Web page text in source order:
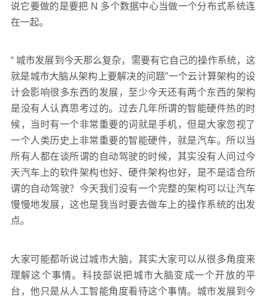
说它要做的是要把 N 多个数据中心当做一个分布式系统连
在一起。
“ 城市发展到今天那么复杂，需要有它自己的操作系统，这
就是城市大脑从架构上要解决的问题”一个云计算架构的设
计会影响很多东西的发展，至少今天还有两个东西的架构
是没有人认真思考过的。过去几年所谓的智能硬件热的时
候，当时有一个非常重要的词就是手机，但是大家忽视了
一个人类历史上非常重要的智能硬件，就是汽车。所以当
所有人都在谈所谓的自动驾驶的时候，其实没有人问过今
天汽车上的软件架构也好、硬件架构也好，是不是适合所
谓的自动驾驶？今天我们没有一个完整的架构可以让汽车
慢慢地发展，这也是我当时要去做车上的操作系统的出发
点。
大家可能都听说过城市大脑，其实大家可以从很多角度来
理解这个事情。科技部说把城市大脑变成一个开放的平
台，他只是从人工智能角度看待这个事情。城市发展到今